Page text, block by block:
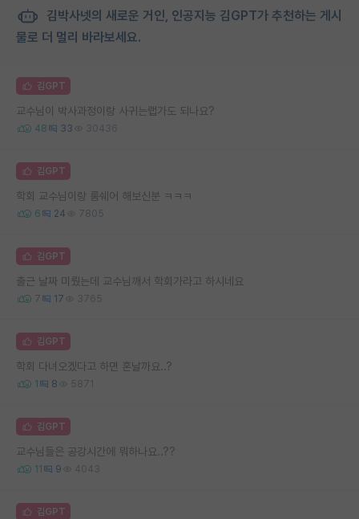
김박사넷의 새로운 거인, 인공지능 김GPT가 추천하는 게시
물로 더 멀리 바라보세요.
김GPT
교수님이 박사과정이랑 사귀는랩가도 되나요?
48 33 30436
김GPT
학회 교수님이랑 룸쉐어 해보신분 ㅋㅋㅋ
6 24 7805
김GPT
출근 날짜 미뤘는데 교수님깨서 학회가라고 하시네요
7 17 3765
김GPT
학회 다녀오겠다고 하면 혼날까요..?
1 8 5871
김GPT
교수님들은 공강시간에 뭐하나요..??
11 9 4043
김GPT